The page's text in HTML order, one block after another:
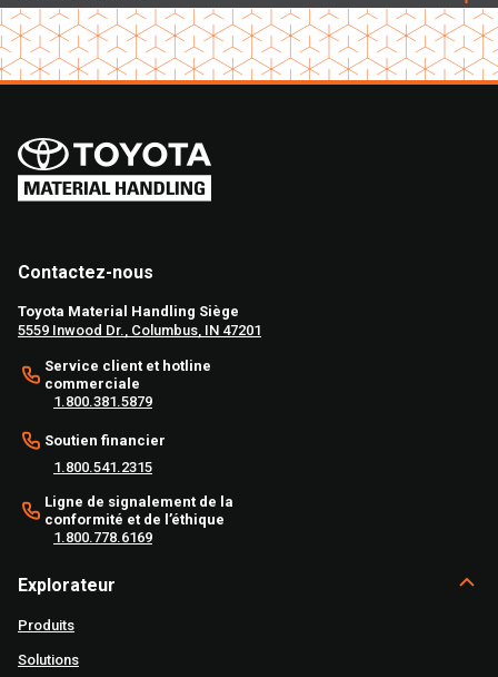
Contactez-nous
Toyota Material Handling Siège
5559 Inwood Dr., Columbus, IN 47201
Service client et hotline
commerciale
1.800.381.5879
Soutien financier
1.800.541.2315
Ligne de signalement de la
conformité et de l’éthique
1.800.778.6169
Explorateur
Produits
Solutions